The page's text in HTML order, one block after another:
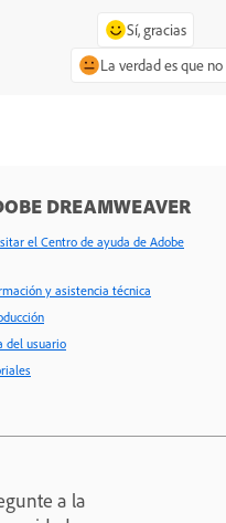
Sí, gracias
La verdad es que no
DREAMWEAVER
el Centro de ayuda de Adobe
y asistencia técnica
del usuario
a la